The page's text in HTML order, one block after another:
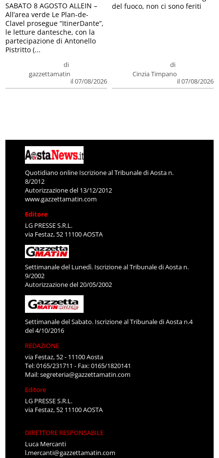
di
gazzettamatin
il 07/08/2026
SABATO 8 AGOSTO ALLEIN –
All’area verde Le Plan-de-
Clavel prosegue “ItinerDante”,
le letture dantesche, con la
partecipazione di Antonello
Pistritto (...
di
Cinzia Timpano
il 07/08/2026
del fuoco, non ci sono feriti
Quotidiano online Iscrizione al Tribunale di Aosta n.
8/2012
Autorizzazione del 13/12/2012
www.gazzettamatin.com
Editore
LG PRESSE S.R.L.
via Festaz, 52 11100 AOSTA
Settimanale del Lunedì. Iscrizione al Tribunale di Aosta n.
9/2002
Autorizzazione del 20/05/2002
Settimanale del Sabato. Iscrizione al Tribunale di Aosta n.4
del 4/10/2016
REDAZIONE
via Festaz, 52 - 11100 Aosta
Tel: 0165/231711 - Fax: 0165/1820141
Mail:segreteria@gazzettamatin.com
Editore
LG PRESSE S.R.L.
via Festaz, 52 11100 AOSTA
DIRETTORE RESPONSABILE
Luca Mercanti
l.mercanti@gazzettamatin.com